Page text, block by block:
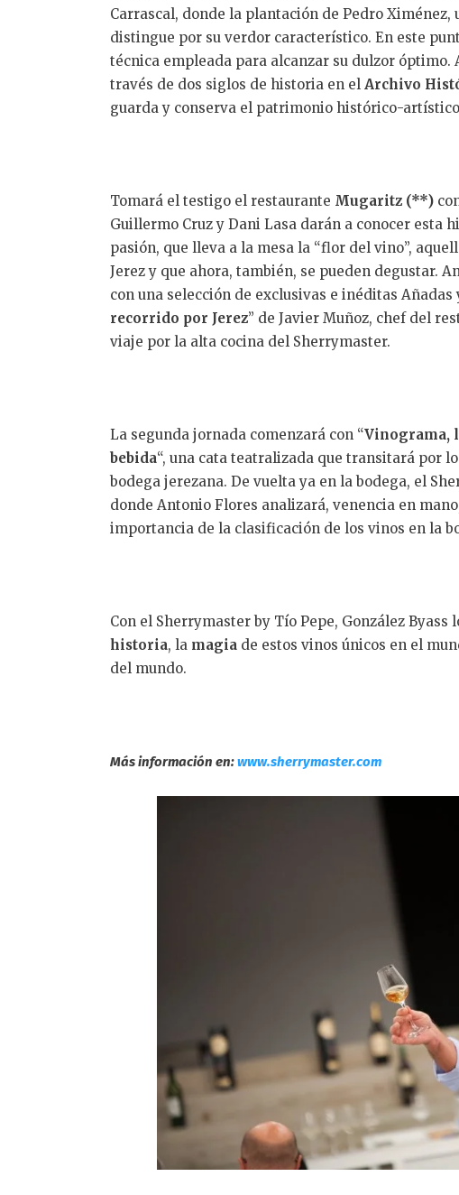
Carrascal, donde la plantación de Pedro Ximénez,
distingue por su verdor característico. En este
técnica empleada para alcanzar su dulzor
través de dos siglos de historia en el Archivo
guarda y conserva el patrimonio histórico-
Tomará el testigo el restaurante Mugaritz (**)
Guillermo Cruz y Dani Lasa darán a conocer esta
pasión, que lleva a la mesa la “flor del vino”,
Jerez y que ahora, también, se pueden degustar.
con una selección de exclusivas e inéditas Añadas
recorrido por Jerez” de Javier Muñoz, chef del
viaje por la alta cocina del Sherrymaster.
La segunda jornada comenzará con “Vinograma,
bebida“, una cata teatralizada que transitará por
bodega jerezana. De vuelta ya en la bodega, el
donde Antonio Flores analizará, venencia en
importancia de la clasificación de los vinos en la
Con el Sherrymaster by Tío Pepe, González
historia, la magia de estos vinos únicos en el
del mundo.
Más información en:www.sherrymaster.com